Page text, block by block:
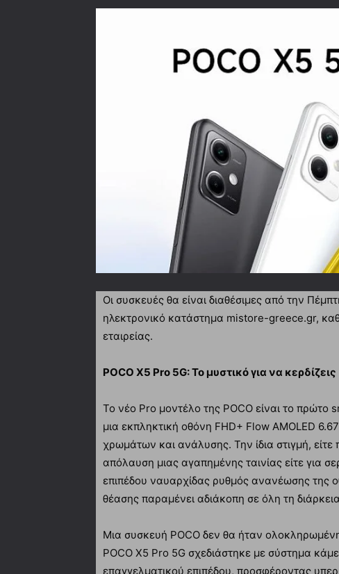
Οι συσκευές θα είναι διαθέσιμες από την
ηλεκτρονικό κατάστημα mistore-greece.gr,
εταιρείας.
POCO Χ5 Pro 5G: Το μυστικό για να κερδίζεις
Το νέο Pro μοντέλο της POCO είναι το
μια εκπληκτική οθόνη FHD+ Flow AMOLED
χρωμάτων και ανάλυσης. Την ίδια στιγμή, είτε
απόλαυση μιας αγαπημένης ταινίας είτε για
επιπέδου ναυαρχίδας ρυθμός ανανέωσης της
θέασης παραμένει αδιάκοπη σε όλη τη
Μια συσκευή POCO δεν θα ήταν
POCO X5 Pro 5G σχεδιάστηκε με σύστημα
επαγγελματικού επιπέδου, προσφέροντας